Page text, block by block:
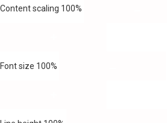
Content scaling 100%
Font size 100%